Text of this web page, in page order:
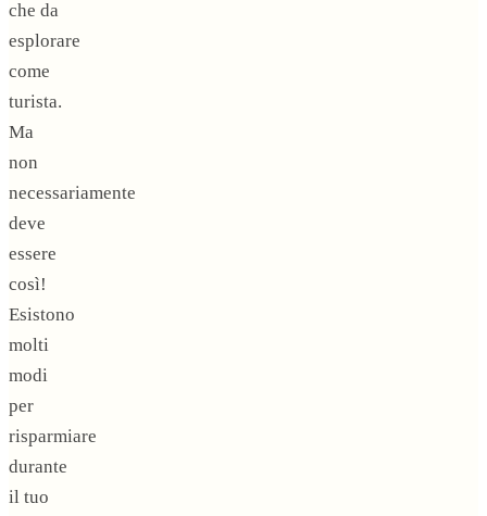
che da
esplorare
come
turista.
Ma
non
necessariamente
deve
essere
così!
Esistono
molti
modi
per
risparmiare
durante
il tuo